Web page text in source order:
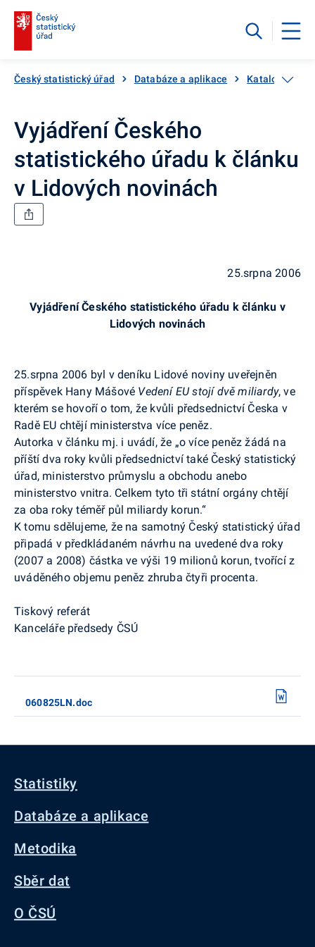
Český statistický úřad Databáze a aplikace Katalog
Vyjádření Českého
statistického úřadu k článku
v Lidových novinách
25.srpna 2006
Vyjádření Českého statistického úřadu k článku v
Lidových novinách
25.srpna 2006 byl v deníku Lidové noviny uveřejněn
příspěvek Hany Mášové Vedení EU stojí dvě miliardy, ve
kterém se hovoří o tom, že kvůli předsednictví Česka v
Radě EU chtějí ministerstva více peněz.
Autorka v článku mj. i uvádí, že „o více peněz žádá na
příští dva roky kvůli předsednictví také Český statistický
úřad, ministerstvo průmyslu a obchodu anebo
ministerstvo vnitra. Celkem tyto tři státní orgány chtějí
za oba roky téměř půl miliardy korun.“
K tomu sdělujeme, že na samotný Český statistický úřad
připadá v předkládaném návrhu na uvedené dva roky
(2007 a 2008) částka ve výši 19 milionů korun, tvořící z
uváděného objemu peněz zhruba čtyři procenta.
Tiskový referát
Kanceláře předsedy ČSÚ
060825LN.doc
Statistiky
Databáze a aplikace
Metodika
Sběr dat
O ČSÚ